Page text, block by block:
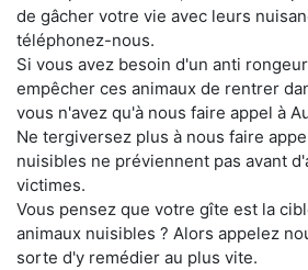
de gâcher votre vie avec leurs
téléphonez-nous.
Si vous avez besoin d'un anti
empêcher ces animaux de rentrer
vous n'avez qu'à nous faire appel à
Ne tergiversez plus à nous faire
nuisibles ne préviennent pas avant
victimes.
Vous pensez que votre gîte est la
animaux nuisibles ? Alors appelez
sorte d'y remédier au plus vite.